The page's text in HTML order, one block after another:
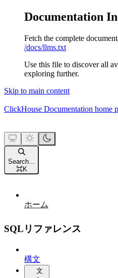
Documentation
Fetch the complete
/docs/llms.txt
Use this file to discover all
exploring further.
Skip to main content
ClickHouse Documentation home
Search...
⌘K
ホーム
SQLリファレンス
構文
文